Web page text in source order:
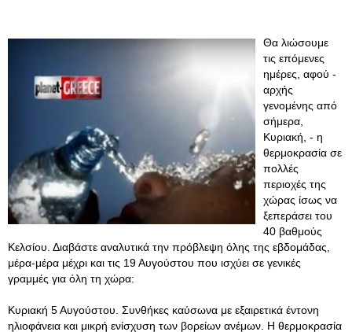
Θα λιώσουμε
τις επόμενες
ημέρες, αφού -
αρχής
γενομένης από
σήμερα,
Κυριακή, - η
θερμοκρασία σε
πολλές
περιοχές της
χώρας ίσως να
ξεπεράσει του
40 βαθμούς
Κελσίου. Διαβάστε αναλυτικά την πρόβλεψη όλης της εβδομάδας,
μέρα-μέρα μέχρι και τις 19 Αυγούστου που ισχύει σε γενικές
γραμμές για όλη τη χώρα:
Κυριακή 5 Αυγούστου. Συνθήκες καύσωνα με εξαιρετικά έντονη
ηλιοφάνεια και μικρή ενίσχυση των βορείων ανέμων. Η θερμοκρασία